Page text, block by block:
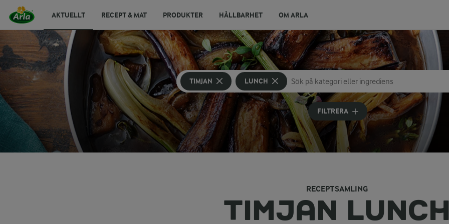
AKTUELLT RECEPT & MAT PRODUKTER HÅLLBARHET OM ARLA
TIMJAN LUNCH
Sök på kategori eller ingrediens
Skriv in sökord för att få förslag
FILTRERA
RECEPTSAMLING
TIMJAN